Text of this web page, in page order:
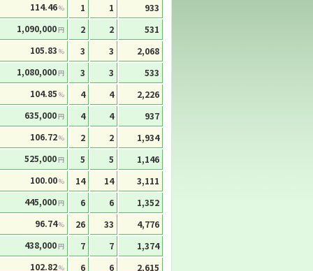
114.46% 1 1
933
1,090,000円 2 2
531
105.83 % 3 3
2,068
1,080,000円 3 3
533
104.85 % 4 4
2,226
635,000円 4 4
937
106.72% 2 2
1,934
525,000円 5 5
1,146
100.00% 14 14
3,111
445,000円 6 6
1,352
96.74% 26 33
4,776
438,000円 7 7
1,374
102.82% 6 6
2,615